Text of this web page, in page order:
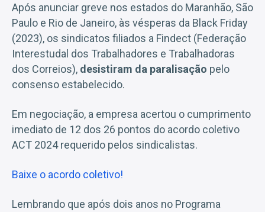
Após anunciar greve nos estados do Maranhão, São
Paulo e Rio de Janeiro, às vésperas da Black Friday
(2023), os sindicatos filiados a Findect (Federação
Interestudal dos Trabalhadores e Trabalhadoras
dos Correios), desistiram da paralisação pelo
consenso estabelecido.
Em negociação, a empresa acertou o cumprimento
imediato de 12 dos 26 pontos do acordo coletivo
ACT 2024 requerido pelos sindicalistas.
Baixe o acordo coletivo!
Lembrando que após dois anos no Programa